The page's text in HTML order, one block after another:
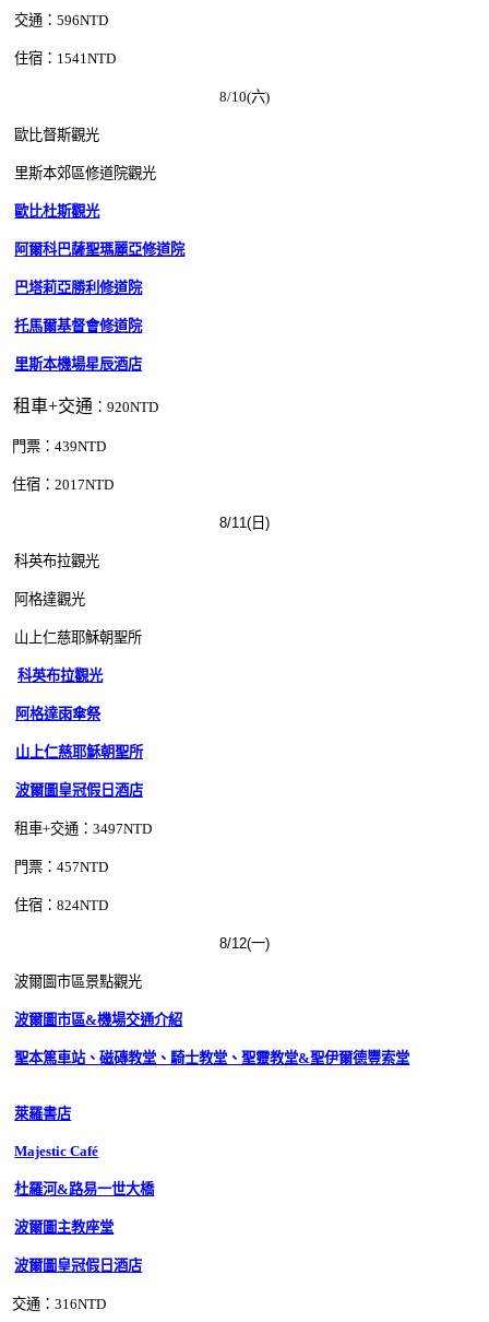
交通：596NTD
住宿：1541NTD
8/10(六)
歐比督斯觀光
里斯本郊區修道院觀光
歐比杜斯觀光
阿爾科巴薩聖瑪麗亞修道院
巴塔莉亞勝利修道院
托馬爾基督會修道院
里斯本機場星辰酒店
租車+交通 ：920NTD
門票：439NTD
住宿：2017NTD
8/11(日)
科英布拉觀光
阿格達觀光
山上仁慈耶穌朝聖所
科英布拉觀光
阿格達雨傘祭
山上仁慈耶穌朝聖所
波爾圖皇冠假日酒店
租車+交通：3497NTD
門票：457NTD
住宿：824NTD
8/12(一)
波爾圖市區景點觀光
波爾圖市區&機場交通介紹
聖本篤車站、磁磚教堂、騎士教堂、聖靈教堂&聖伊爾德豐索堂
萊羅書店
Majestic Café
杜羅河&路易一世大橋
波爾圖主教座堂
波爾圖皇冠假日酒店
交通：316NTD